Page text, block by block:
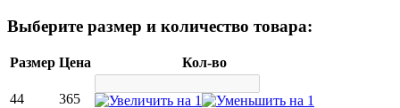
Выберите размер и количество товара:
Размер Цена Кол-во
44
365